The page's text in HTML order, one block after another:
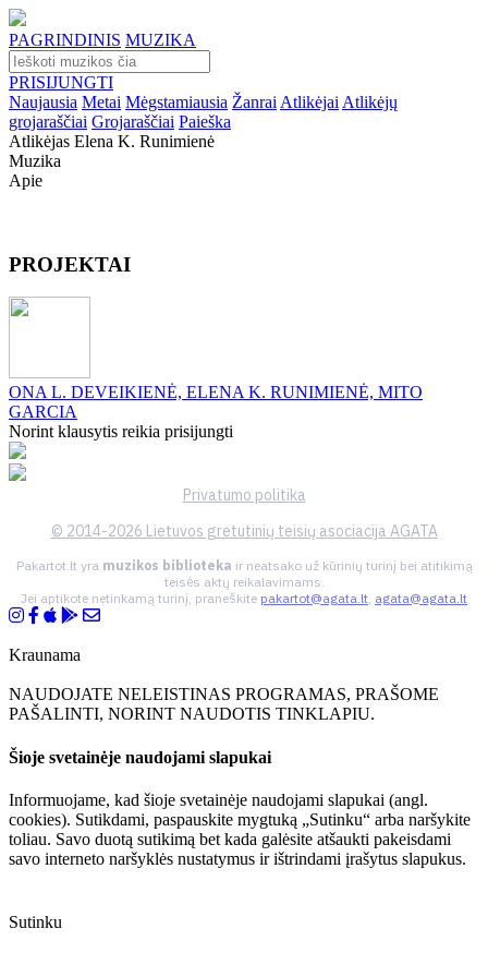
PAGRINDINIS MUZIKA
PRISIJUNGTI
Naujausia Metai Mėgstamiausia Žanrai Atlikėjai Atlikėjų
grojaraščiai Grojaraščiai Paieška
Atlikėjas Elena K. Runimienė
Muzika
Apie
PROJEKTAI
ONA L. DEVEIKIENĖ, ELENA K. RUNIMIENĖ, MITO
GARCIA
Norint klausytis reikia prisijungti
Privatumo politika
© 2014-2026 Lietuvos gretutinių teisių asociacija AGATA
Pakartot.lt yra muzikos biblioteka ir neatsako už kūrinių turinį bei atitikimą
teisės aktų reikalavimams.
Jei aptikote netinkamą turinį, praneškite pakartot@agata.lt, agata@agata.lt
Kraunama
NAUDOJATE NELEISTINAS PROGRAMAS, PRAŠOME
PAŠALINTI, NORINT NAUDOTIS TINKLAPIU.
Šioje svetainėje naudojami slapukai
Informuojame, kad šioje svetainėje naudojami slapukai (angl.
cookies). Sutikdami, paspauskite mygtuką „Sutinku“ arba naršykite
toliau. Savo duotą sutikimą bet kada galėsite atšaukti pakeisdami
savo interneto naršyklės nustatymus ir ištrindami įrašytus slapukus.
Sutinku